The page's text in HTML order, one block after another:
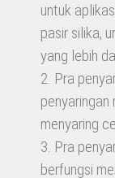
untuk
pasir silika,
yang lebih
2. Pra
menyaring
3. Pra
berfungsi